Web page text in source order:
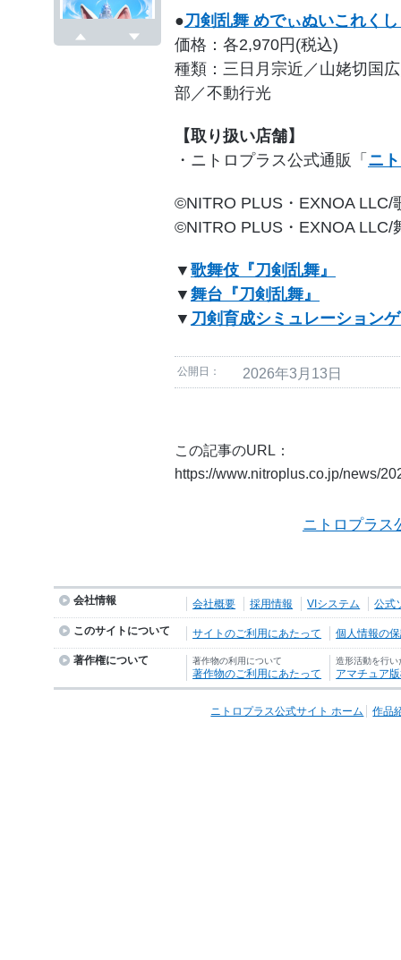
●刀剣乱舞 めでぃぬいこれく
価格：各2,970円(税込)
種類：三日月宗近／山姥切国
部／不動行光
【取り扱い店舗】
・ニトロプラス公式通販「 ニ
©NITRO PLUS・EXNOA LLC/
©NITRO PLUS・EXNOA LLC/
▼ 歌舞伎『刀剣乱舞』
▼ 舞台『刀剣乱舞』
▼ 刀剣育成シミュレーション
公開日： 2026年3月13日
この記事のURL：
https://www.nitroplus.co.jp/news/
ニトロプラス
会社情報 会社概要 採用情報 VIシステム 公式
このサイトについて サイトのご利用にあたって 個人情報の
著作権について 著作物の利用について
著作物のご利用にあたって
造形活動を行い
アマチュア
ニトロプラス公式サイト ホーム 作品